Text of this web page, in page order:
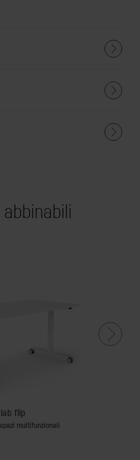
flip
multifunzionali